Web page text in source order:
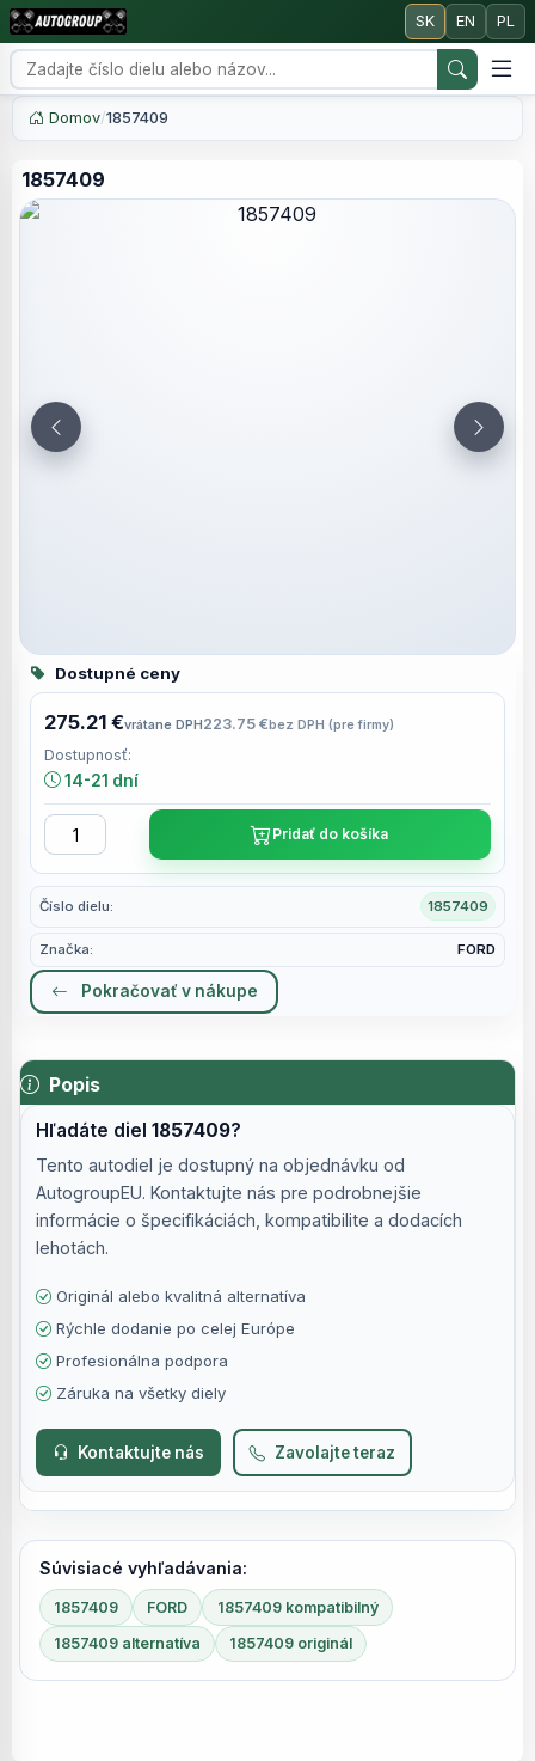
SK EN PL
Domov/1857409
1857409
Číslo dielu: 1857409
Značka: FORD
Dostupné ceny
275.21 €vrátane DPH223.75 €bez DPH (pre firmy)
Dostupnosť:
14-21 dní
Pridať do košíka
Pokračovať v nákupe
Popis
Hľadáte diel1857409?
Tento autodiel je dostupný na objednávku od
AutogroupEU. Kontaktujte nás pre podrobnejšie
informácie o špecifikáciách, kompatibilite a dodacích
lehotách.
Originál alebo kvalitná alternatíva
Rýchle dodanie po celej Európe
Profesionálna podpora
Záruka na všetky diely
Kontaktujte nás Zavolajte teraz
Súvisiacé vyhľadávania:
1857409 FORD 1857409 kompatibilný
1857409 alternatíva 1857409 originál